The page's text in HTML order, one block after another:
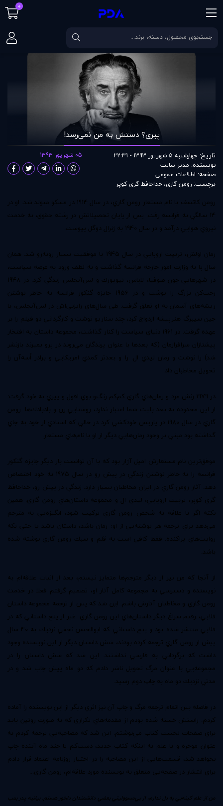
صفحه اصلی مقالات پیری؟ دستش به من نمی‌رسد!
پیری؟ دستش به من نمی‌رسد!
تاریخ: چهارشنبه 5 شهریور 1393 - 22:31
نویسنده: مدير سايت
صفحه: اطلاعات عمومی
برچسب: رومن گاری، خداحافظ گری کوپر
05 شهریور 1393
رومن كاتسف با نام مستعار رومن گاري، در سال 1914 در مسكو متولد شد. او در
14 سالگي به فرانسه رفت. پس از پايان تحصيلاتش در رشته حقوق، به خدمت
نيروي هوايي درآمد و در سال 1940 به ژنرال دوگل پيوست.
رمان اولش، تربيت اروپايي در سال 1945 با موفقيت بسيار روبه‌رو شد. همان
سال پا به وزارت امور خارجه فرانسه گذاشت و به لطف ورود به عرصه سياست،
در شهرهايي چون صوفيا، لاپاس، نيويورك و لس‌آنجلس زندگي كرد. در 1948
رخت‌كن بزرگ را نوشت و در 1956 جايزه گنكور فرانسه به خاطر نوشتن
ريشه‌هاي آسمان به او تعلق گرفت. طي سال‌هاي رايزني‌اش در لس‌آنجلس، با
جين سيبرگ هنرپيشه ازدواج كرد، چند سناريو نوشت و كارگرداني دو فيلم را بر
عهده گرفت. در 1961 دنياي سياست را كنار گذاشت، مجموعه داستان به افتخار
پيشتازان سرافرازمان (كه بعدها با عنوان پرندگان مي‌روند در پرو بميرند بازنشر
شد) را نوشت و رمان ليدي ال. را و بعدتر كمدي امريكايي و برادر اُسه‌آن را
تحويل مخاطبان داد.
در 1979 زنش مرد و رمان‌هاي گاري كم‌كم رنگ‌و بوي افول و پيري به خود گرفت:
از اين محدوده به بعد بليت شما اعتبار ندارد، روشنايي زن و بادبادك‌ها. رومن
گاري در سال 1980 در پاريس خودكشي كرد در حالي كه اسنادي از خود به جاي
گذاشته بود مبني بر وجود رمان‌هايي ديگر از او با نام‌هاي مستعار.
موفق‌ترين نام مستعارش اميل آژار بود كه با آن توانست بار ديگر جايزه گنكور
فرانسه را به خاطر نوشتن زندگي در پيش رو در سال 1975 به خود اختصاص
دهد. آثار رومن گاري در ايران مخاطبان بسيار دارد. زندگي در پيش رو، خداحافظ‌
گري كوپر، تربيت اروپايي، ليدي ال و مجموعه داستان‌هاي رومن گاري. همين
نكته اگر با علاقه به شخص رومن گاري تركيب شود، انگيزه‌يي به مترجم
مي‌دهد براي ترجمه هر نوشته‌يي از او؛ رمان باشد، داستان باشد يا حتي تكه
روايت‌هاي پراكنده. فقط كافي است به قلم و سبك رومن گاري نوشته شده
باشد.
از آنجا كه من نيز از ديگر مترجم‌ها متمايز نيستم، بعد از اثبات علاقه‌ام به
نويسنده و دسترسي به مجموعه كامل آثار او، تصميم گرفتم فعلا در خدمت
رومن گاري و مخاطبان آثارش باشم. اين شد كه پس از ترجمه مجموعه داستان
قلابي، رفتم سراغ ديگر داستان‌هاي اين رومن گاري. غير از پنج داستاني كه در
قلابي منتشر شده بود و پنج داستاني كه ابوالحسن نجفي نزديك به 40 سال
پيش از رومن گاري ترجمه كرده بودند، شش داستان ديگر از اين نويسنده وجود
داشت كه برگرداني به فارسي نداشتند. اين شد كه شش داستان را در
مجموعه‌يي با عنوان مرگ تحويل ناشر دادم كه دو ماه پيش چاپ شد و در
مدتي نزديك دو ماه به چاپ دوم رسيد.
در فاصله بين اتمام ترجمه مرگ و چاپ آن نيز اثري ديگر از اين نويسنده را آماده
كردم. راستش خسته شده بودم از مقدمه‌هاي تكراري كه به صورت روتين بايد
براي صفحات نخست كتاب مي‌نوشتم. اين شد كه مصاحبه‌يي ترجمه كردم به
عنوان موخره و با علم به اينكه كتاب جديد، دست‌كم تا چند ماه آينده چاپ
نخواهد شد، قسمت‌هايي از اين مصاحبه را در اختيار روزنامه اعتماد قرار دادم
براي انتشار در صفحه‌يی متعلق به نويسنده مورد علاقه‌ام، رومن گاري...
من از علم كينه‌يي به دل ندارم، از بي‌مسووليتي بعضي دانشمندان دلخور هستم. بيانيه پدر بمب
0